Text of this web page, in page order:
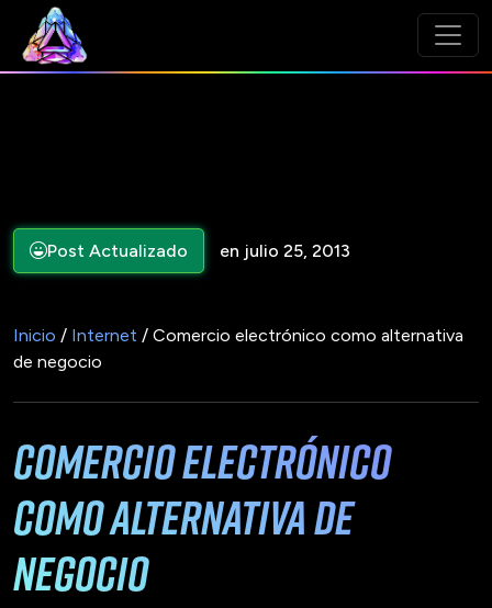
Post Actualizado en julio 25, 2013
Inicio / Internet / Comercio electrónico como alternativa
de negocio
Comercio electrónico
como alternativa de
negocio